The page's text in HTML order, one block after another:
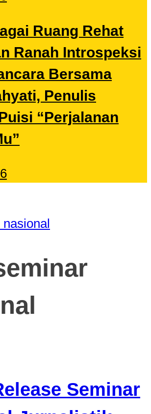
Ruang Rehat
Ranah Introspeksi
Bersama
Penulis
“Perjalanan
Seminar